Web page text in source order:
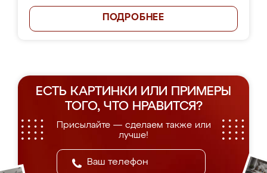
ПОДРОБНЕЕ
ЕСТЬ КАРТИНКИ ИЛИ ПРИМЕРЫ
ТОГО, ЧТО НРАВИТСЯ?
Присылайте — сделаем также или
лучше!